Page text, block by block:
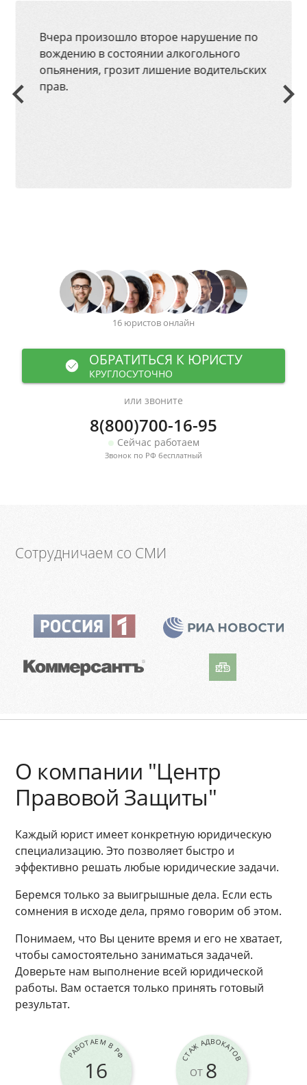
Вчера произошло второе нарушение по
вождению в состоянии алкогольного
опьянения, грозит лишение водительских
прав.
16 юристов онлайн
ОБРАТИТЬСЯ К ЮРИСТУ
КРУГЛОСУТОЧНО
или звоните
8(800)700-16-95
Сейчас работаем
Звонок по РФ бесплатный
Сотрудничаем со СМИ
О компании "Центр
Правовой Защиты"
Каждый юрист имеет конкретную юридическую
специализацию. Это позволяет быстро и
эффективно решать любые юридические задачи.
Беремся только за выигрышные дела. Если есть
сомнения в исходе дела, прямо говорим об этом.
Понимаем, что Вы цените время и его не хватает,
чтобы самостоятельно заниматься задачей.
Доверьте нам выполнение всей юридической
работы. Вам остается только принять готовый
результат.
РАБОТАЕМ В РФ
16
СТАЖ АДВОКАТОВ
ОТ 8